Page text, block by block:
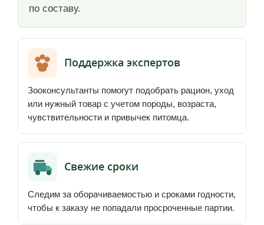
по составу.
Поддержка экспертов
Зооконсультанты помогут подобрать рацион, уход
или нужный товар с учетом породы, возраста,
чувствительности и привычек питомца.
Свежие сроки
Следим за оборачиваемостью и сроками годности,
чтобы к заказу не попадали просроченные партии.